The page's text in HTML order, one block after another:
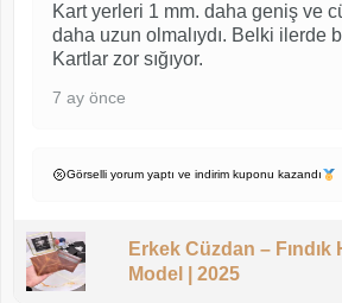
Kart yerleri 1 mm. daha geniş ve
daha uzun olmalıydı. Belki ilerde
Kartlar zor sığıyor.
7 ay önce
Görselli yorum yaptı ve indirim kuponu kazandı
Erkek Cüzdan – Fındık
Model | 2025